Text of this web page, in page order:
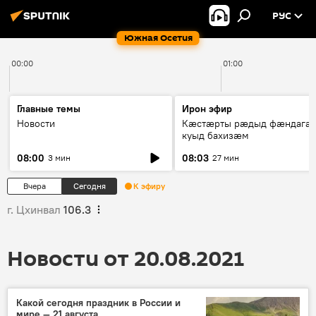
Южная Осетия
РУС
00:00 01:00
Главные темы
Новости
08:00 3 мин
Ирон эфир
Кæстæрты рæдыд
куыд бахизæм
08:03 27 мин
Вчера Сегодня К эфиру
г. Цхинвал 106.3
Новости от 20.08.2021
Какой сегодня праздник в России и